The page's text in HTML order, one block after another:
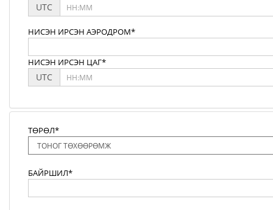
UTC
НИСЭН ИРСЭН АЭРОДРОМ*
НИСЭН ИРСЭН ЦАГ*
UTC
ТӨРӨЛ*
БАЙРШИЛ*